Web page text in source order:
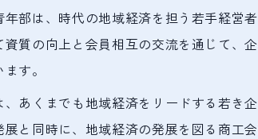
年部は、時代の地域経済を担う若手経営
資質の向上と会員相互の交流を通じて、
す。
、あくまでも地域経済をリードする若き
展と同時に、地域経済の発展を図る商工